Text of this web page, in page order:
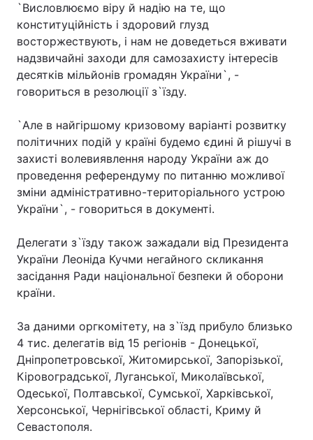
Техно і зв'язок Лайт
Зброя Інциденти
Здоров'я Туризм
Екологія Регіони
Лонгріди
Відео з Youtube Статті
Інтерв'ю Думки
Архів Вакансії
`Висловлюємо віру й надію на те, що
конституційність і здоровий глузд
восторжествують, і нам не доведеться вживати
надзвичайні заходи для самозахисту інтересів
десятків мільйонів громадян України`, -
говориться в резолюції з`їзду.
`Але в найгіршому кризовому варіанті розвитку
політичних подій у країні будемо єдині й рішучі в
захисті волевиявлення народу України аж до
проведення референдуму по питанню можливої
зміни адміністративно-територіального устрою
України`, - говориться в документі.
Делегати з`їзду також зажадали від Президента
України Леоніда Кучми негайного скликання
засідання Ради національної безпеки й оборони
країни.
За даними оргкомітету, на з`їзд прибуло близько
4 тис. делегатів від 15 регіонів - Донецької,
Дніпропетровської, Житомирської, Запорізької,
Кіровоградської, Луганської, Миколаївської,
Одеської, Полтавської, Сумської, Харківської,
Херсонської, Чернігівської області, Криму й
Севастополя.